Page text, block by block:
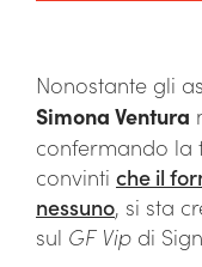
Nonostante gli
Simona Ventura
confermando la
convinti che il
nessuno, si sta
sul GF Vip di